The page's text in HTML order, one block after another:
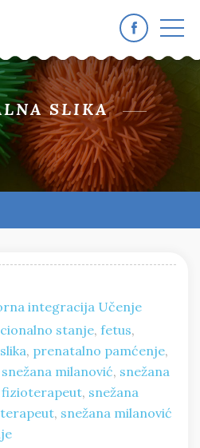
SLIKA
integracija Učenje
stanje,fetus,
, prenatalno pamćenje,
snežana milanović, snežana
, snežana
, snežana milanović